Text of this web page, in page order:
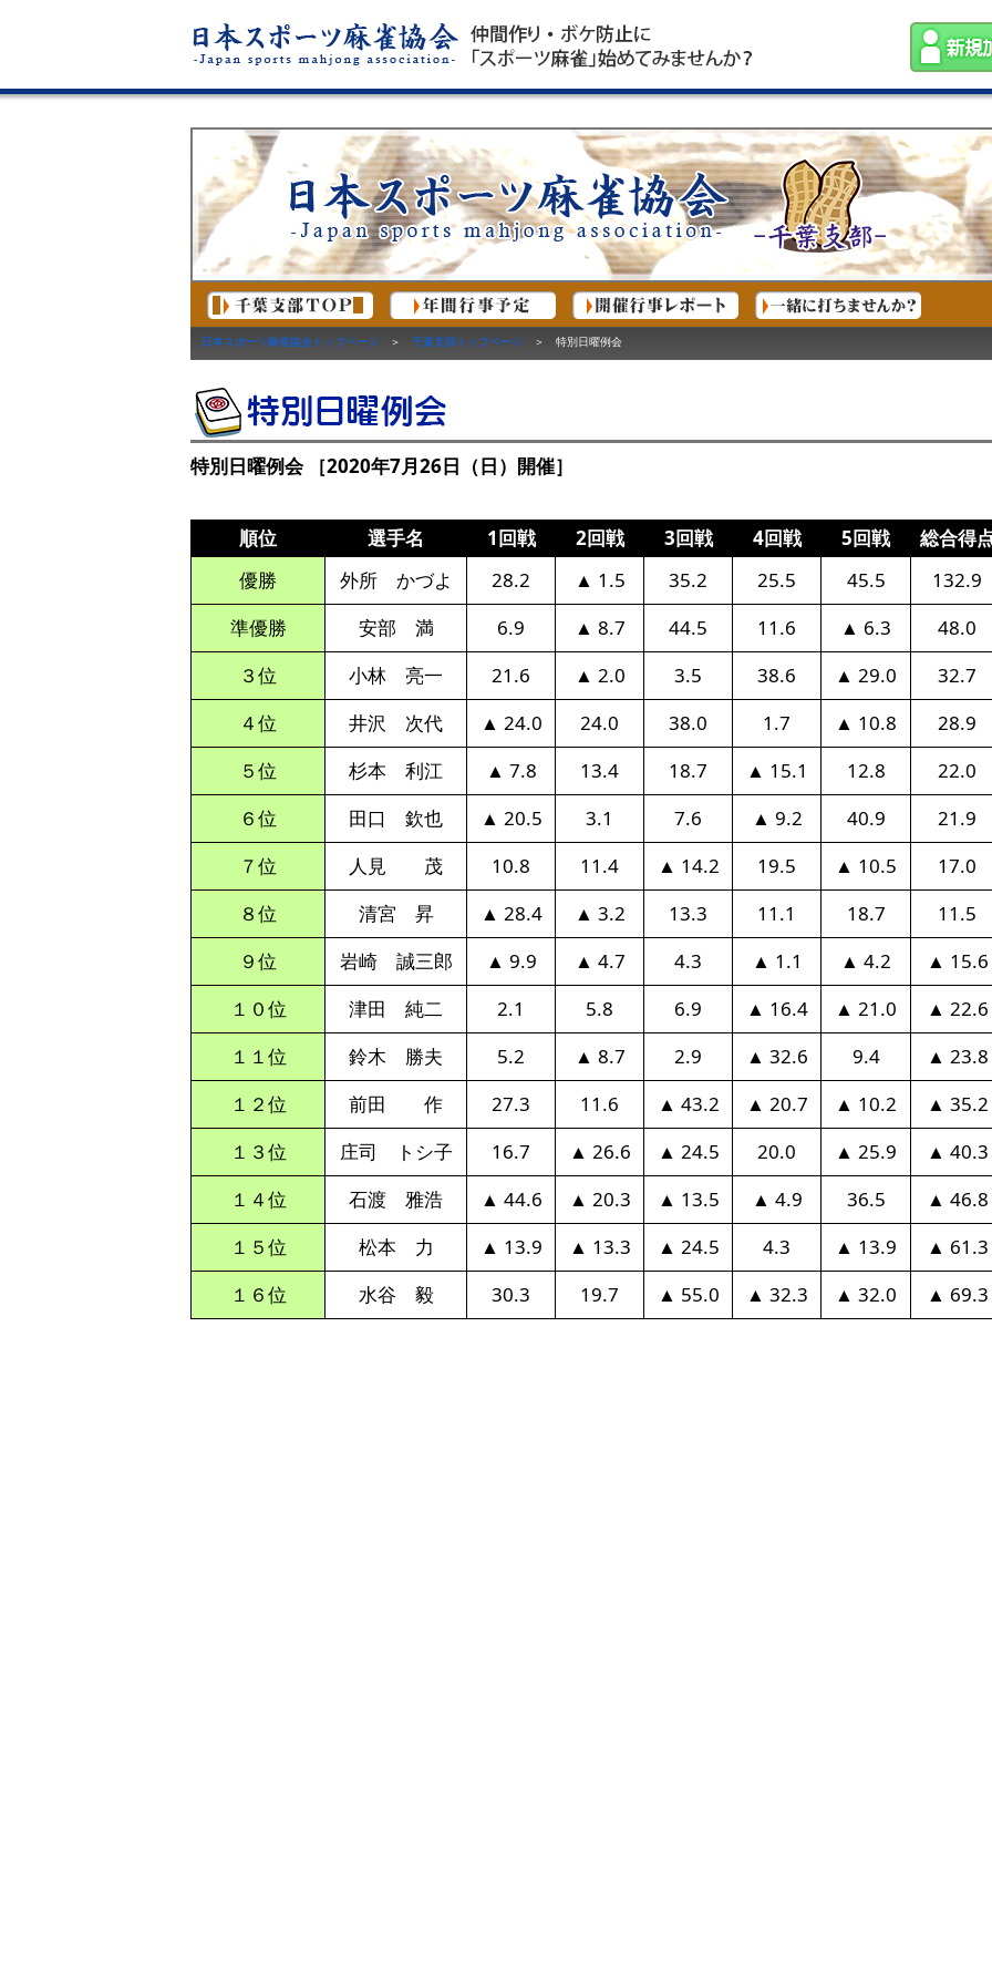
日本スポーツ麻雀協会トップページ ＞ 千葉支部トップページ ＞ 特別日曜例会
特別日曜例会 ［2020年7月26日（日）開催］
順位 選手名 1回戦 2回戦 3回戦 4回戦 5回戦
総合得
優勝
外所 かづよ 28.2 ▲ 1.5 35.2 25.5 45.5
132.9
準優勝
安部 満 6.9 ▲ 8.7 44.5 11.6 ▲ 6.3
48.0
３位
小林 亮一 21.6 ▲ 2.0 3.5 38.6 ▲ 29.0
32.7
４位
井沢 次代 ▲ 24.0 24.0 38.0 1.7 ▲ 10.8
28.9
５位
杉本 利江 ▲ 7.8 13.4 18.7 ▲ 15.1 12.8
22.0
６位
田口 欽也 ▲ 20.5 3.1 7.6 ▲ 9.2 40.9
21.9
７位
人見 茂 10.8 11.4 ▲ 14.2 19.5 ▲ 10.5
17.0
８位
清宮 昇 ▲ 28.4 ▲ 3.2 13.3 11.1 18.7
11.5
９位
岩崎 誠三郎 ▲ 9.9 ▲ 4.7 4.3 ▲ 1.1 ▲ 4.2
▲ 15.6
１０位
津田 純二 2.1 5.8 6.9 ▲ 16.4 ▲ 21.0
▲ 22.6
１１位
鈴木 勝夫 5.2 ▲ 8.7 2.9 ▲ 32.6 9.4
▲ 23.8
１２位
前田 作 27.3 11.6 ▲ 43.2 ▲ 20.7 ▲ 10.2
▲ 35.2
１３位
庄司 トシ子 16.7 ▲ 26.6 ▲ 24.5 20.0 ▲ 25.9
▲ 40.3
１４位
石渡 雅浩 ▲ 44.6 ▲ 20.3 ▲ 13.5 ▲ 4.9 36.5
▲ 46.8
１５位
松本 力 ▲ 13.9 ▲ 13.3 ▲ 24.5 4.3 ▲ 13.9
▲ 61.3
１６位
水谷 毅 30.3 19.7 ▲ 55.0 ▲ 32.3 ▲ 32.0 ▲ 69.3